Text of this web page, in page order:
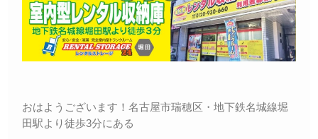
おはようございます！名古屋市瑞穂区・地下鉄名城線堀
田駅より徒歩3分にある